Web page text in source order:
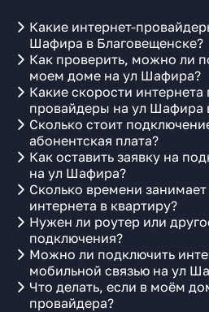
Какие интернет-
Шафира в Благовещенске?
Как проверить, можно ли
моем доме на ул Шафира?
Какие скорости интернета
провайдеры на ул Шафира
Сколько стоит
абонентская плата?
Как оставить заявку на
на ул Шафира?
Сколько времени
интернета в квартиру?
Нужен ли роутер или
подключения?
Можно ли подключить
мобильной связью на ул
Что делать, если в моём
провайдера?